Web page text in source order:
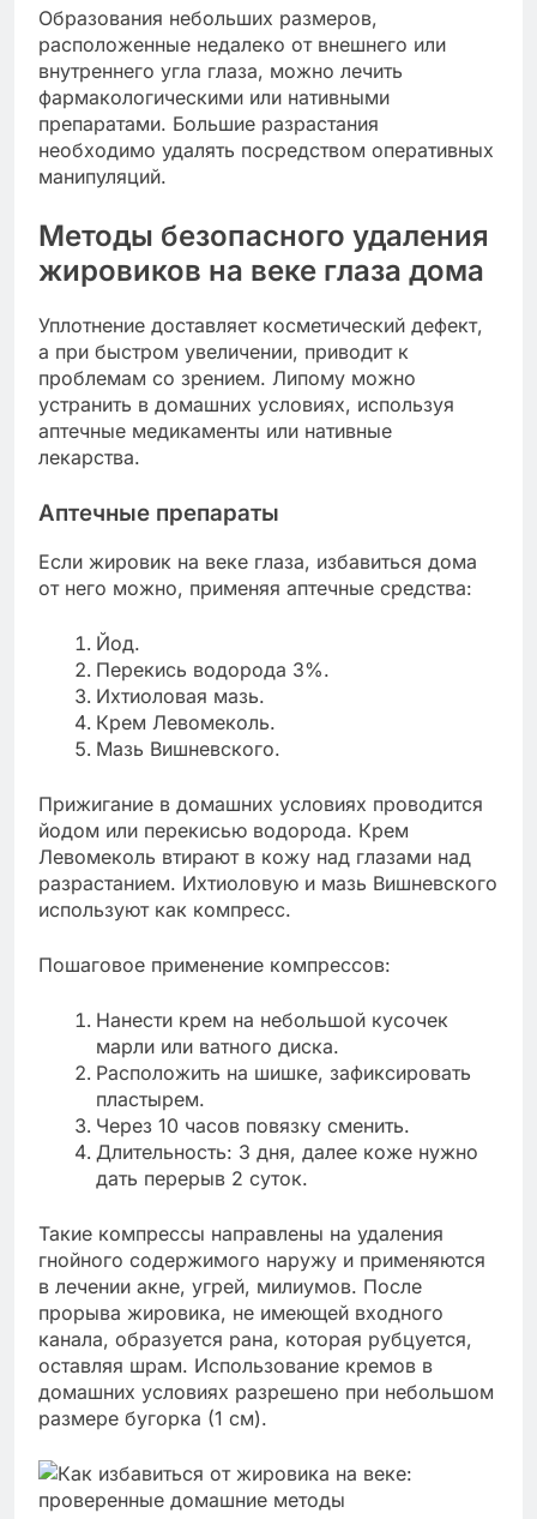
Образования небольших размеров,
расположенные недалеко от внешнего или
внутреннего угла глаза, можно лечить
фармакологическими или нативными
препаратами. Большие разрастания
необходимо удалять посредством оперативных
манипуляций.
Методы безопасного удаления
жировиков на веке глаза дома
Уплотнение доставляет косметический дефект,
а при быстром увеличении, приводит к
проблемам со зрением. Липому можно
устранить в домашних условиях, используя
аптечные медикаменты или нативные
лекарства.
Аптечные препараты
Если жировик на веке глаза, избавиться дома
от него можно, применяя аптечные средства:
Йод.
Перекись водорода 3%.
Ихтиоловая мазь.
Крем Левомеколь.
Мазь Вишневского.
Прижигание в домашних условиях проводится
йодом или перекисью водорода. Крем
Левомеколь втирают в кожу над глазами над
разрастанием. Ихтиоловую и мазь Вишневского
используют как компресс.
Пошаговое применение компрессов:
Нанести крем на небольшой кусочек
марли или ватного диска.
Расположить на шишке, зафиксировать
пластырем.
Через 10 часов повязку сменить.
Длительность: 3 дня, далее коже нужно
дать перерыв 2 суток.
Такие компрессы направлены на удаления
гнойного содержимого наружу и применяются
в лечении акне, угрей, милиумов. После
прорыва жировика, не имеющей входного
канала, образуется рана, которая рубцуется,
оставляя шрам. Использование кремов в
домашних условиях разрешено при небольшом
размере бугорка (1 см).